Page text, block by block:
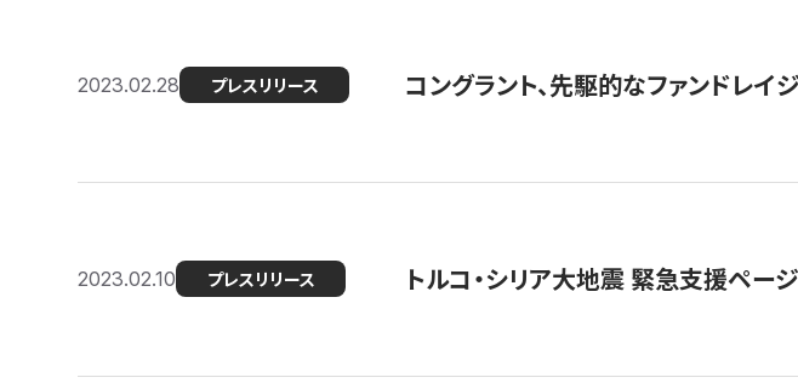
2023.02.28 プレスリリース コングラント、先駆的なファンドレ
2023.02.10 プレスリリース トルコ・シリア大地震 緊急支援ペー